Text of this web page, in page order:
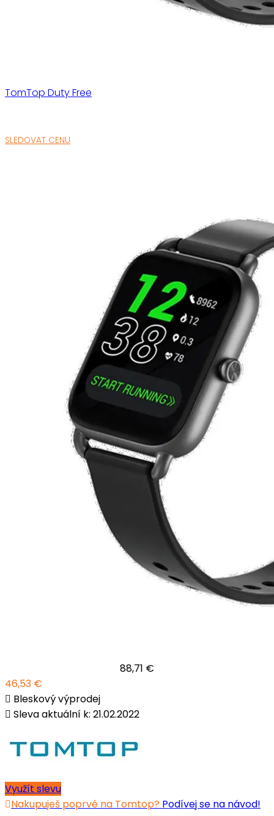
TomTop Duty Free
SLEDOVAT CENU
88,71 €
46,53 €
Bleskový výprodej
Sleva aktuální k: 21.02.2022
Využít slevu
Nakupuješ poprvé na Tomtop? Podívej se na návod!